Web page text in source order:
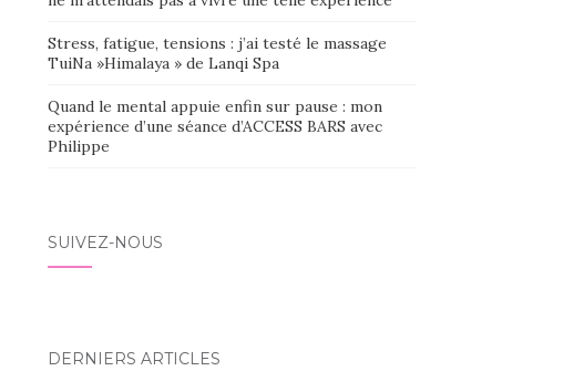
Stress, fatigue, tensions : j’ai testé le massage
TuiNa »Himalaya » de Lanqi Spa
Quand le mental appuie enfin sur pause : mon
expérience d’une séance d’ACCESS BARS avec
Philippe
SUIVEZ-NOUS
DERNIERS ARTICLES